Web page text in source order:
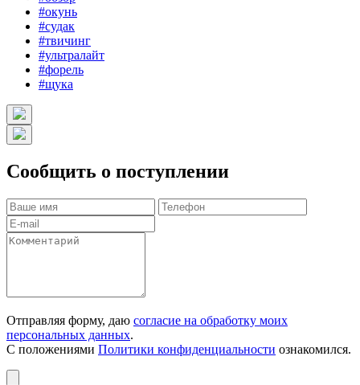
#окунь
#судак
#твичинг
#ультралайт
#форель
#щука
Сообщить о поступлении
Отправляя форму, даю согласие на обработку моих
персональных данных.
С положениями Политики конфиденциальности ознакомился.